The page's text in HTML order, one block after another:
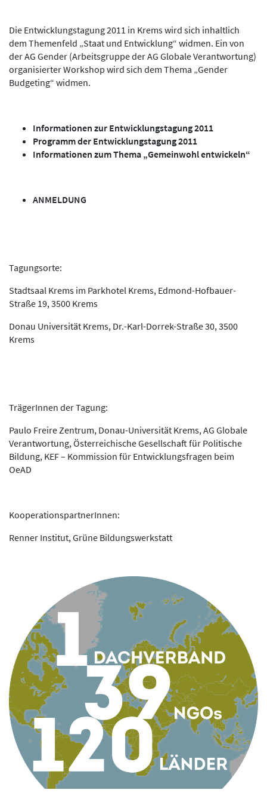
Die Entwicklungstagung 2011 in Krems wird sich inhaltlich
dem Themenfeld „Staat und Entwicklung“ widmen. Ein von
der AG Gender (Arbeitsgruppe der AG Globale Verantwortung)
organisierter Workshop wird sich dem Thema „Gender
Budgeting“ widmen.
Informationen zur Entwicklungstagung 2011
Programm der Entwicklungstagung 2011
Informationen zum Thema „Gemeinwohl entwickeln“
ANMELDUNG
Tagungsorte:
Stadtsaal Krems im Parkhotel Krems, Edmond-Hofbauer-
Straße 19, 3500 Krems
Donau Universität Krems, Dr.-Karl-Dorrek-Straße 30, 3500
Krems
TrägerInnen der Tagung:
Paulo Freire Zentrum, Donau-Universität Krems, AG Globale
Verantwortung, Österreichische Gesellschaft für Politische
Bildung, KEF – Kommission für Entwicklungsfragen beim
OeAD
KooperationspartnerInnen:
Renner Institut, Grüne Bildungswerkstatt